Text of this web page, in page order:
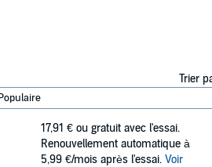
Trier
17,91 € ou gratuit avec l'essai.
Renouvellement automatique à
5,99 €/mois après l'essai. Voir